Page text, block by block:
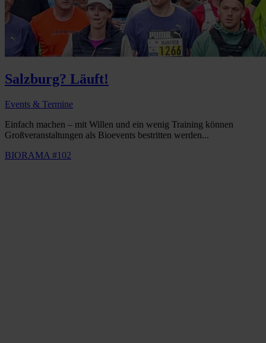
Salzburg? Läuft!
Events & Termine
Einfach machen – mit Willen und ein wenig Training können
Großveranstaltungen als Bioevents bestritten werden...
BIORAMA #102